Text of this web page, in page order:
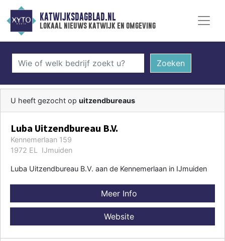
KATWIJKSDAGBLAD.NL
lokaal nieuws katwijk en omgeving
Zoeken
U heeft gezocht op uitzendbureaus
Luba Uitzendbureau B.V.
Kennemerlaan 159
1972 EL IJmuiden
Luba Uitzendbureau B.V. aan de Kennemerlaan in IJmuiden
Meer Info
Website